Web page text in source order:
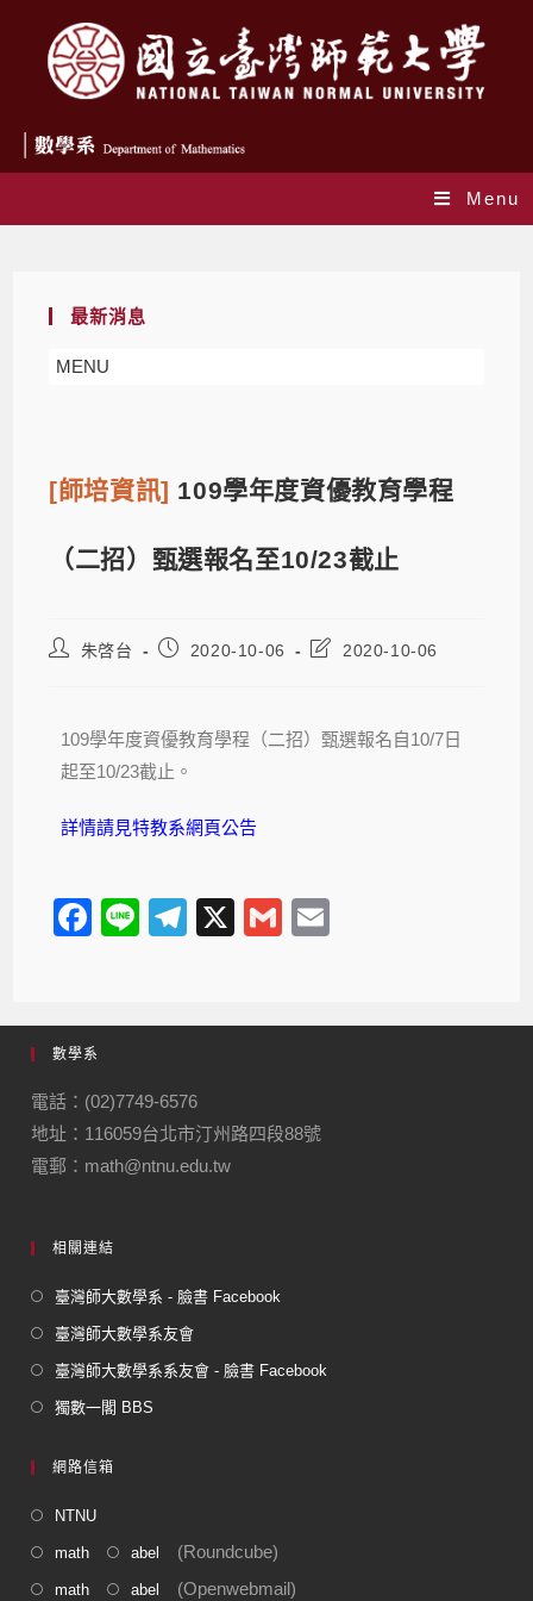
Menu
最新消息
MENU
[師培資訊] 109學年度資優教育學程
（二招）甄選報名至10/23截止
朱啓台 2020-10-06 2020-10-06
109學年度資優教育學程（二招）甄選報名自10/7日
起至10/23截止。
詳情請見特教系網頁公告
F
e
b
o
o
k
Li
T
gr
m
X
G
數學系
電話：(02)7749-6576
地址：116059台北市汀州路四段88號
電郵：math@ntnu.edu.tw
相關連結
臺灣師大數學系 - 臉書 Facebook
臺灣師大數學系友會
臺灣師大數學系系友會 - 臉書 Facebook
獨數一閣 BBS
網路信箱
NTNU
math abel (Roundcube)
math abel (Openwebmail)